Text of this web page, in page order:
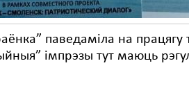
паведаміла на працягу
імпрэзы тут маюць